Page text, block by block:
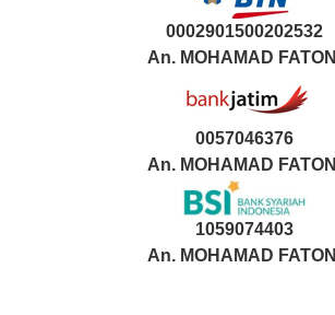
0002901500202532
An. MOHAMAD FATONI
0057046376
An. MOHAMAD FATONI
1059074403
An. MOHAMAD FATONI